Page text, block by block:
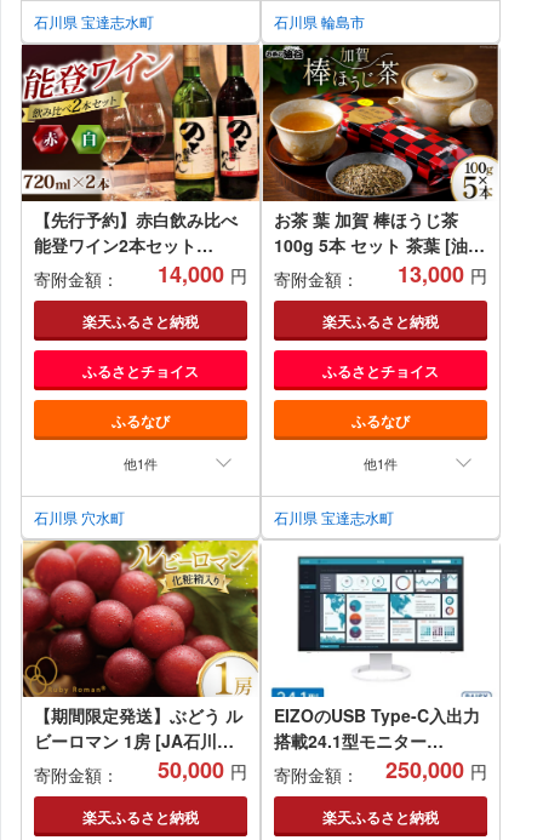
石川県 宝達志水町 石川県 輪島市
【先行予約】赤白飲み比べ
能登ワイン2本セット
【2025年11月中旬以降順次
発送】｜ワイン わいん 赤
白 ロゼ ぶどう ブドウ 葡萄
熟成 牡蠣 かき カキ 能登 奥
能登 テロワール 畑
寄附金額： 14,000 円
楽天ふるさと納税
ふるさとチョイス
ふるなび
他1件
石川県 穴水町
お茶 葉 加賀 棒ほうじ茶
100g 5本 セット 茶葉 [油谷
製茶 石川県 宝達志水町
38600756] 国産 ほうじ茶
ラテ 棒茶 茎茶 くき茶 くき
ちゃ ティーラテ
寄附金額： 13,000 円
楽天ふるさと納税
ふるさとチョイス
ふるなび
他1件
石川県 宝達志水町
【期間限定発送】ぶどう ル
ビーロマン 1房 [JA石川か
ほく 石川県 津幡町
28ab0001] ブドウ 葡萄 フ
ルーツ 果物 くだもの デザ
寄附金額： 50,000 円
楽天ふるさと納税
EIZOのUSB Type-C入出力
搭載24.1型モニター
FlexScan EV2495 ホワイ
ト【1323416】
寄附金額： 250,000 円
楽天ふるさと納税